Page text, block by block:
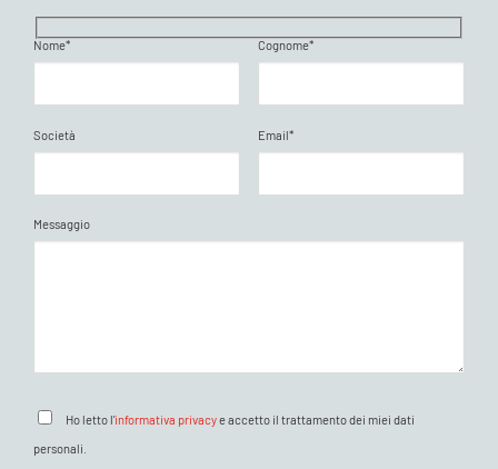
Nome* Cognome*
Società Email*
Messaggio
Ho letto l'informativa privacye accetto il trattamento dei miei dati
personali.